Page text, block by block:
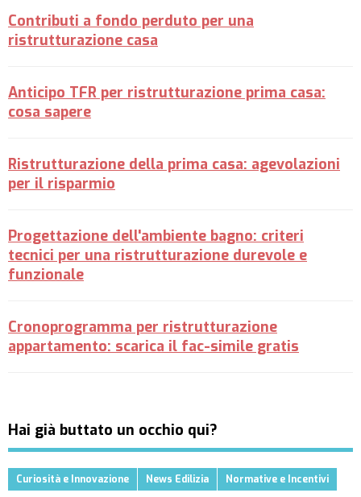
Contributi a fondo perduto per una
ristrutturazione casa
Anticipo TFR per ristrutturazione prima casa:
cosa sapere
Ristrutturazione della prima casa: agevolazioni
per il risparmio
Progettazione dell'ambiente bagno: criteri
tecnici per una ristrutturazione durevole e
funzionale
Cronoprogramma per ristrutturazione
appartamento: scarica il fac-simile gratis
Hai già buttato un occhio qui?
Curiosità e Innovazione News Edilizia Normative e Incentivi